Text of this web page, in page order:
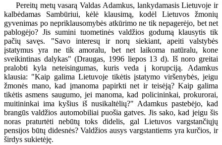
Pereitų metų vasarą Valdas Adamkus, lankydamasis Lietuvoje ir
kalbėdamas Sambūriui, kėlė klausimą, kodėl Lietuvos žmonių
gyvenimas po nepriklausomybės atkūrimo ne tik nepagerėjo, bet net
pablogėjo? Jis sumini tuometinės valdžios godumą klausytis tik
pačių savęs. "Savo interesų ir norų siekiant, apeiti valstybės
įstatymus yra ne tik amoralu, bet net laikoma natūralu, kone
sveikintinas dalykas" (Draugas, 1996 liepos 13 d). Iš noro greitai
pralobti kyla neteisingumas, kuris veda į korupciją. Adamkus
klausia: "Kaip galima Lietuvoje tikėtis įstatymo viršenybės, jeigu
žmonės mano, kad įmanoma papirkti net ir teisėją? Kaip galima
tikėtis asmens saugumo, jei manoma, kad policininkai, prokurorai,
muitininkai ima kyšius iš nusikaltėlių?" Adamkus pastebėjo, kad
brangūs valdžios automobiliai puošia gatves. Jis sako, kad jeigu šis
noras praturtėti nebūtų toks didelis, gal Lietuvos vargstančiųjų
pensijos būtų didesnės? Valdžios ausys vargstantiems yra kurčios, ir
širdys sukietėję.